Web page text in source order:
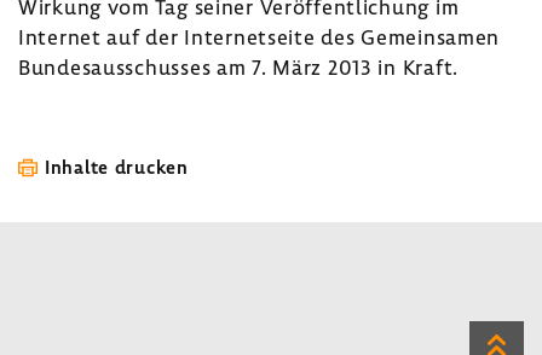
Wirkung vom Tag seiner Veröf­fent­li­chung im
Internet auf der Inter­net­seite des Gemein­samen
Bundes­aus­schusses am 7. März 2013 in Kraft.
Inhalte drucken
Zum